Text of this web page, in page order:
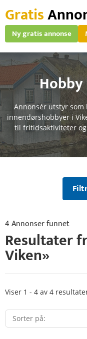
Gratis
Ny gratis annonse
Annonsér utstyr
innendørshobbyer i
til fritidsaktiviteter
4 Annonser funnet
Resultater
Viken»
Viser 1 - 4 av 4